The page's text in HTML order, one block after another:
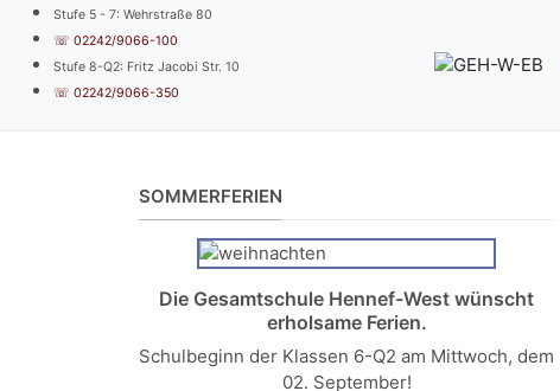
Stufe 5 - 7: Wehrstraße 80
☏ 02242/9066-100
Stufe 8-Q2: Fritz Jacobi Str. 10
☏ 02242/9066-350
SOMMERFERIEN
Die Gesamtschule Hennef-West wünscht
erholsame Ferien.
Schulbeginn der Klassen 6-Q2 am Mittwoch, dem
02. September!